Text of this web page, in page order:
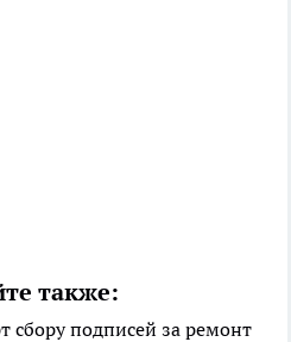
также:
сбору подписей за ремонт